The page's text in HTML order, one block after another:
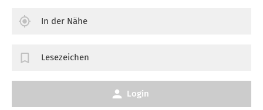
In der Nähe
Lesezeichen
Login